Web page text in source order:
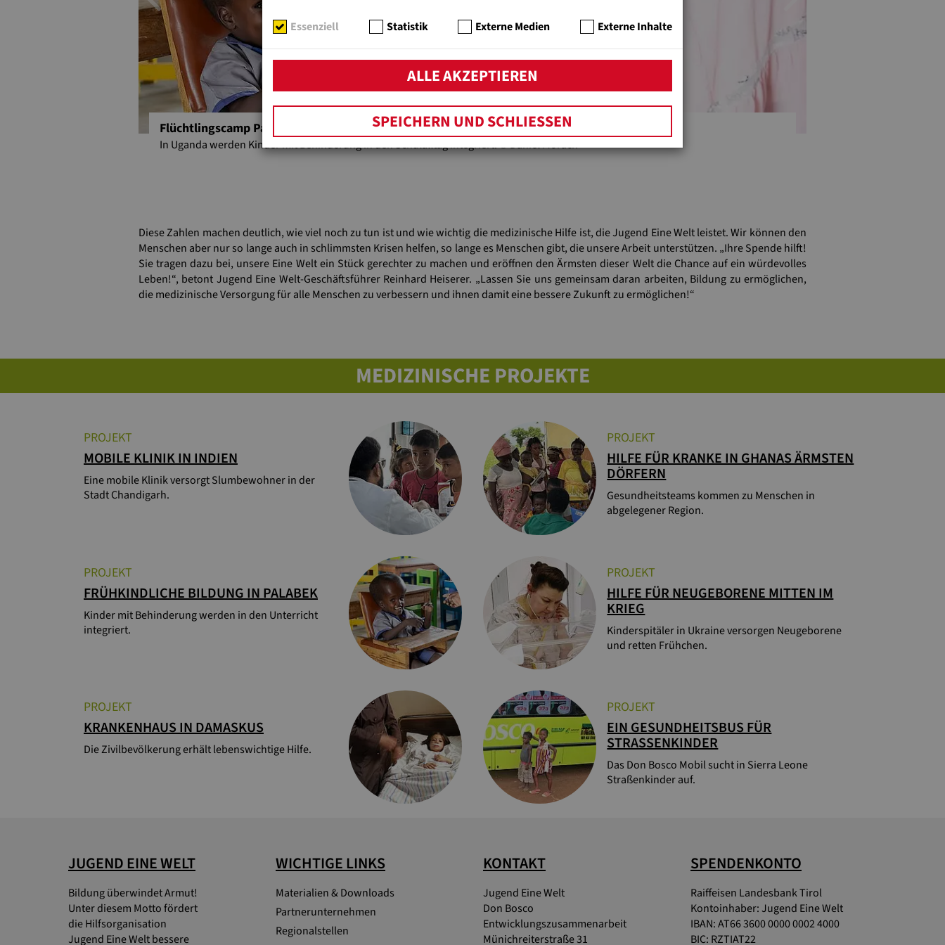
Flüchtlingscamp Palabek
In Uganda werden Kinder mit Behinderung in den Schulalltag integriert. © Daniel Morach
Previous Next
Diese Zahlen machen deutlich, wie viel noch zu tun ist und wie wichtig die medizinische Hilfe ist, die Jugend Eine Welt leistet. Wir können den
Menschen aber nur so lange auch in schlimmsten Krisen helfen, so lange es Menschen gibt, die unsere Arbeit unterstützen. „Ihre Spende hilft!
Sie tragen dazu bei, unsere Eine Welt ein Stück gerechter zu machen und eröffnen den Ärmsten dieser Welt die Chance auf ein würdevolles
Leben!“, betont Jugend Eine Welt-Geschäftsführer Reinhard Heiserer. „Lassen Sie uns gemeinsam daran arbeiten, Bildung zu ermöglichen,
die medizinische Versorgung für alle Menschen zu verbessern und ihnen damit eine bessere Zukunft zu ermöglichen!“
MEDIZINISCHE PROJEKTE
PROJEKT
MOBILE KLINIK IN INDIEN
Eine mobile Klinik versorgt Slumbewohner in der
Stadt Chandigarh.
PROJEKT
HILFE FÜR KRANKE IN GHANAS ÄRMSTEN
DÖRFERN
Gesundheitsteams kommen zu Menschen in
abgelegener Region.
PROJEKT
FRÜHKINDLICHE BILDUNG IN PALABEK
Kinder mit Behinderung werden in den Unterricht
integriert.
PROJEKT
HILFE FÜR NEUGEBORENE MITTEN IM
KRIEG
Kinderspitäler in Ukraine versorgen Neugeborene
und retten Frühchen.
PROJEKT
KRANKENHAUS IN DAMASKUS
Die Zivilbevölkerung erhält lebenswichtige Hilfe.
PROJEKT
EIN GESUNDHEITSBUS FÜR
STRASSENKINDER
Das Don Bosco Mobil sucht in Sierra Leone
Straßenkinder auf.
JUGEND EINE WELT
Bildung überwindet Armut!
Unter diesem Motto fördert
die Hilfsorganisation
Jugend Eine Welt bessere
WICHTIGE LINKS
Materialien & Downloads
Partnerunternehmen
Regionalstellen
KONTAKT
Jugend Eine Welt
Don Bosco
Entwicklungszusammenarbeit
Münichreiterstraße 31
SPENDENKONTO
Raiffeisen Landesbank Tirol
Kontoinhaber: Jugend Eine Welt
IBAN: AT66 3600 0000 0002 4000
BIC: RZTIAT22
Essenziell Statistik Externe Medien Externe Inhalte
ALLE AKZEPTIEREN
SPEICHERN UND SCHLIESSEN